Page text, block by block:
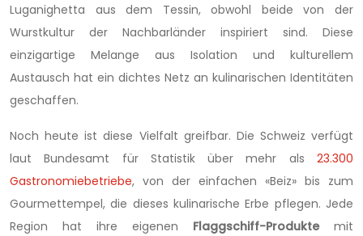
Luganighetta aus dem Tessin, obwohl beide von der
Wurstkultur der Nachbarländer inspiriert sind. Diese
einzigartige Melange aus Isolation und kulturellem
Austausch hat ein dichtes Netz an kulinarischen Identitäten
geschaffen.
Noch heute ist diese Vielfalt greifbar. Die Schweiz verfügt
laut Bundesamt für Statistik über mehr als 23.300
Gastronomiebetriebe, von der einfachen «Beiz» bis zum
Gourmettempel, die dieses kulinarische Erbe pflegen. Jede
Region hat ihre eigenen Flaggschiff-Produkte mit